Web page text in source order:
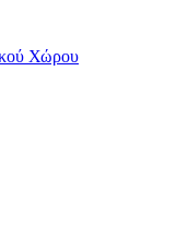
Χώρου